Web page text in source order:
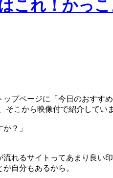
これ！かっこ
プページに「今日のおすす
そこから映像付で紹介してい
？」
れるサイトってあまり良い
自分もあるから。